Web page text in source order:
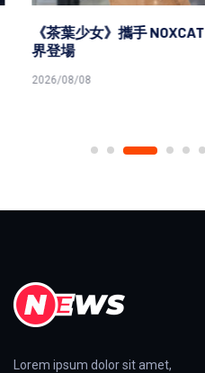
《茶葉少女》攜手 NOXCAT
界登場
2026/08/08
Lorem ipsum dolor sit amet,